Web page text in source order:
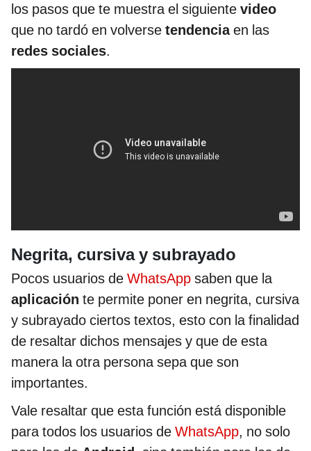
los pasos que te muestra el siguiente video
que no tardó en volverse tendenciaen las
redes sociales.
Negrita, cursiva y subrayado
Pocos usuarios de WhatsApp saben que la
aplicación te permite poner en negrita, cursiva
y subrayado ciertos textos, esto con la finalidad
de resaltar dichos mensajes y que de esta
manera la otra persona sepa que son
importantes.
Vale resaltar que esta función está disponible
para todos los usuarios de WhatsApp, no solo